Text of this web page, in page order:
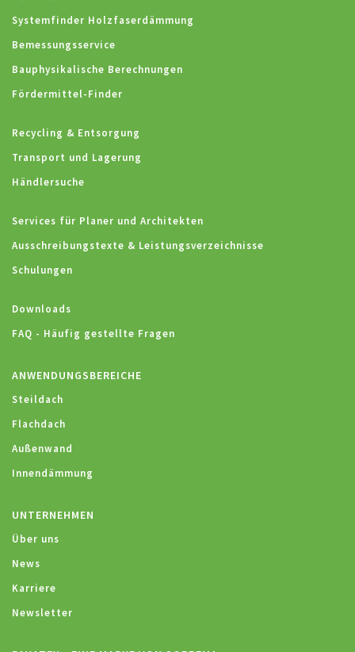
Systemfinder Holzfaserdämmung
Bemessungsservice
Bauphysikalische Berechnungen
Fördermittel-Finder
Recycling & Entsorgung
Transport und Lagerung
Händlersuche
Services für Planer und Architekten
Ausschreibungstexte & Leistungsverzeichnisse
Schulungen
Downloads
FAQ - Häufig gestellte Fragen
ANWENDUNGSBEREICHE
Steildach
Flachdach
Außenwand
Innendämmung
UNTERNEHMEN
Über uns
News
Karriere
Newsletter